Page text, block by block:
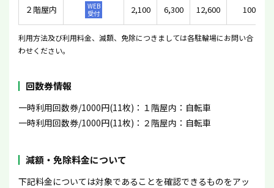
２階屋内
WEB
受付
2,100 6,300 12,600 100
利用方法及び利用料金、減額、免除につきましては各駐輪場にお問い合
わせください。
回数券情報
一時利用回数券/1000円(11枚)：１階屋内：自転車
一時利用回数券/1000円(11枚)：２階屋内：自転車
減額・免除料金について
下記料金については対象であることを確認できるものをアッ